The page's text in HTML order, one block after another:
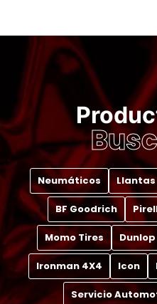
Neumáticos Llantas
BF Goodrich
Momo Tires Dunlop
Ironman 4X4 Icon
Servicio